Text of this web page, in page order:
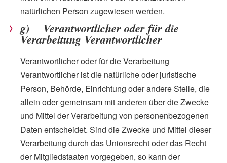
natürlichen Person zugewiesen werden.
g) Verantwortlicher oder für die
Verarbeitung Verantwortlicher
Verantwortlicher oder für die Verarbeitung
Verantwortlicher ist die natürliche oder juristische
Person, Behörde, Einrichtung oder andere Stelle, die
allein oder gemeinsam mit anderen über die Zwecke
und Mittel der Verarbeitung von personenbezogenen
Daten entscheidet. Sind die Zwecke und Mittel dieser
Verarbeitung durch das Unionsrecht oder das Recht
der Mitgliedstaaten vorgegeben, so kann der